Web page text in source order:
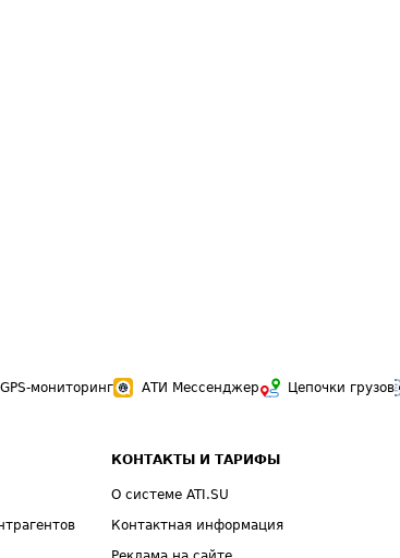
GPS-мониторинг АТИ Мессенджер Цепочки грузов
КОНТАКТЫ И ТАРИФЫ
О системе ATI.SU
Контактная информация